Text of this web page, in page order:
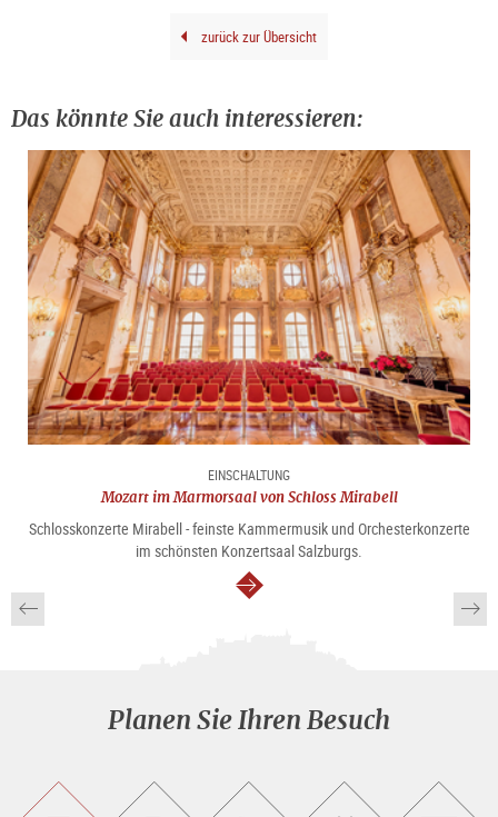
zurück zur Übersicht
Das könnte Sie auch interessieren:
EINSCHALTUNG
Mozart im Marmorsaal von Schloss Mirabell
Schlosskonzerte Mirabell - feinste Kammermusik und Orchesterkonzerte
im schönsten Konzertsaal Salzburgs.
weiter
Planen Sie Ihren Besuch